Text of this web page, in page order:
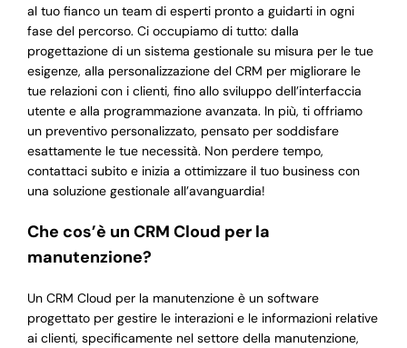
al tuo fianco un team di esperti pronto a guidarti in ogni
fase del percorso. Ci occupiamo di tutto: dalla
progettazione di un sistema gestionale su misura per le tue
esigenze, alla personalizzazione del CRM per migliorare le
tue relazioni con i clienti, fino allo sviluppo dell’interfaccia
utente e alla programmazione avanzata. In più, ti offriamo
un preventivo personalizzato, pensato per soddisfare
esattamente le tue necessità. Non perdere tempo,
contattaci subito e inizia a ottimizzare il tuo business con
una soluzione gestionale all’avanguardia!
Che cos’è un CRM Cloud per la
manutenzione?
Un CRM Cloud per la manutenzione è un software
progettato per gestire le interazioni e le informazioni relative
ai clienti, specificamente nel settore della manutenzione,